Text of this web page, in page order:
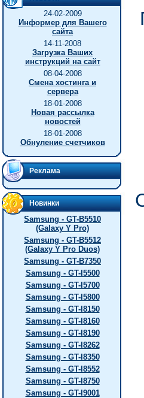
24-02-2009
Информер для Вашего
сайта
14-11-2008
Загрузка Ваших
инструкций на сайт
08-04-2008
Смена хостинга и
сервера
18-01-2008
Новая рассылка
новостей
18-01-2008
Обнуление счетчиков
Реклама
Новинки
Samsung - GT-B5510
(Galaxy Y Pro)
Samsung - GT-B5512
(Galaxy Y Pro Duos)
Samsung - GT-B7350
Samsung - GT-I5500
Samsung - GT-I5700
Samsung - GT-I5800
Samsung - GT-I8150
Samsung - GT-I8160
Samsung - GT-I8190
Samsung - GT-I8262
Samsung - GT-I8350
Samsung - GT-I8552
Samsung - GT-I8750
Samsung - GT-I9001